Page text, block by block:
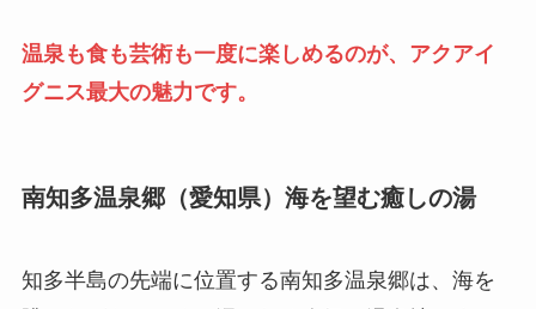
温泉も食も芸術も一度に楽しめるのが、アクアイ
グニス最大の魅力です。
南知多温泉郷（愛知県）海を望む癒しの湯
知多半島の先端に位置する南知多温泉郷は、海を